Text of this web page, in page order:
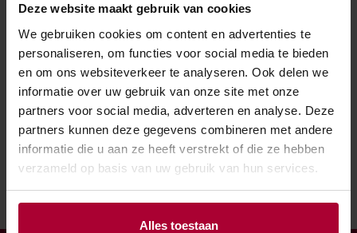
Deze website maakt gebruik van cookies
We gebruiken cookies om content en advertenties te
personaliseren, om functies voor social media te bieden
en om ons websiteverkeer te analyseren. Ook delen we
informatie over uw gebruik van onze site met onze
partners voor social media, adverteren en analyse. Deze
partners kunnen deze gegevens combineren met andere
informatie die u aan ze heeft verstrekt of die ze hebben
verzameld op basis van uw gebruik van hun services.
Alles toestaan
NIEUWS 2 juli 2026
Proef de zomer met Feudo Montoni